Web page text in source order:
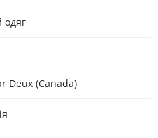
одяг
Deux (Canada)